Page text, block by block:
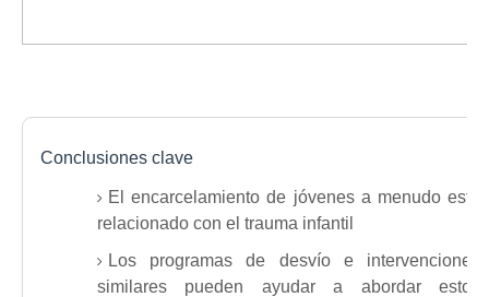
Conclusiones clave
El encarcelamiento de jóvenes a menudo está
relacionado con el trauma infantil
Los programas de desvío e intervenciones
similares pueden ayudar a abordar estos